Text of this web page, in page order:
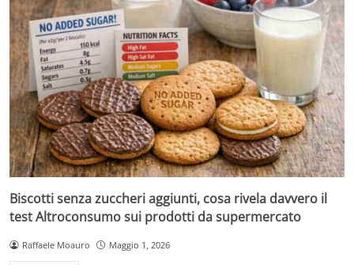
Biscotti senza zuccheri aggiunti, cosa rivela davvero il
test Altroconsumo sui prodotti da supermercato
Raffaele Moauro Maggio 1, 2026